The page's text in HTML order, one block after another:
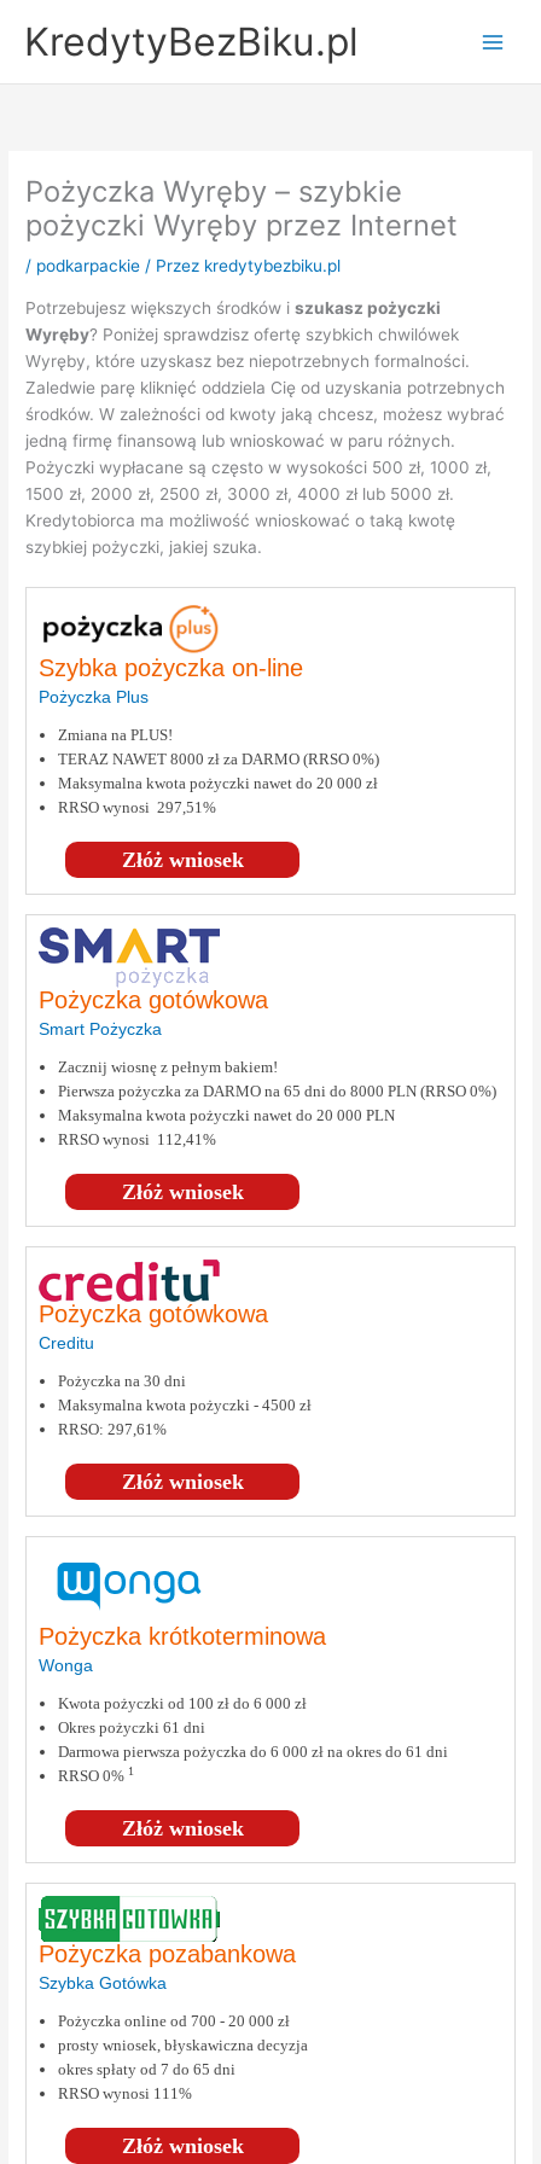
KredytyBezBiku.pl
Pożyczka Wyręby – szybkie
pożyczki Wyręby przez Internet
/ podkarpackie / Przez kredytybezbiku.pl
Potrzebujesz większych środków iszukasz pożyczki
Wyręby? Poniżej sprawdzisz ofertę szybkich chwilówek
Wyręby, które uzyskasz bez niepotrzebnych formalności.
Zaledwie parę kliknięć oddziela Cię od uzyskania potrzebnych
środków. W zależności od kwoty jaką chcesz, możesz wybrać
jedną firmę finansową lub wnioskować w paru różnych.
Pożyczki wypłacane są często w wysokości 500 zł, 1000 zł,
1500 zł, 2000 zł, 2500 zł, 3000 zł, 4000 zł lub 5000 zł.
Kredytobiorca ma możliwość wnioskować o taką kwotę
szybkiej pożyczki, jakiej szuka.
Szybka pożyczka on-line
Pożyczka Plus
Złóż wniosek
Zmiana na PLUS!
TERAZ NAWET 8000 zł za DARMO (RRSO 0%)
Maksymalna kwota pożyczki nawet do 20 000 zł
RRSO wynosi 297,51%
Pożyczka gotówkowa
Smart Pożyczka
Złóż wniosek
Zacznij wiosnę z pełnym bakiem!
Pierwsza pożyczka za DARMO na 65 dni do 8000 PLN (RRSO 0%)
Maksymalna kwota pożyczki nawet do 20 000 PLN
RRSO wynosi 112,41%
Pożyczka gotówkowa
Creditu
Złóż wniosek
Pożyczka na 30 dni
Maksymalna kwota pożyczki - 4500 zł
RRSO: 297,61%
Pożyczka krótkoterminowa
Wonga
Złóż wniosek
Kwota pożyczki od 100 zł do 6 000 zł
Okres pożyczki 61 dni
Darmowa pierwsza pożyczka do 6 000 zł na okres do 61 dni
RRSO 0% 1
Pożyczka pozabankowa
Szybka Gotówka
Złóż wniosek
Pożyczka online od 700 - 20 000 zł
prosty wniosek, błyskawiczna decyzja
okres spłaty od 7 do 65 dni
RRSO wynosi 111%